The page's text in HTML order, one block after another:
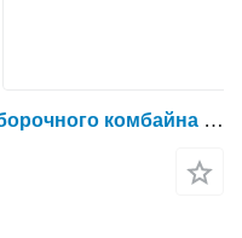
Насос масляный для зерноуборочного комбайна IVECO 8210